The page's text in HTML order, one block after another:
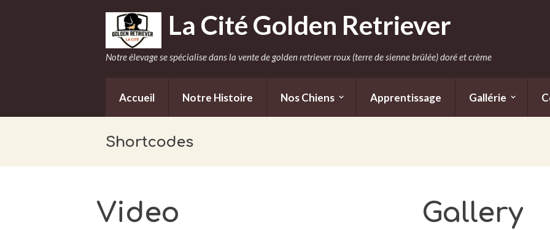
La Cité Golden Retriever
Notre élevage se spécialise dans la vente de golden retriever roux (terre de sienne brûlée) doré et crème
Accueil Notre Histoire Nos Chiens Apprentissage Gallérie
Shortcodes
Video Gallery